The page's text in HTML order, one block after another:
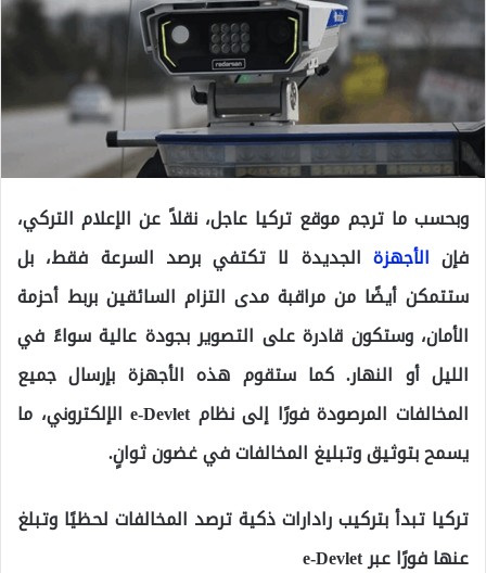
وبحسب ما ترجم موقع تركيا عاجل، نقلاً عن الإعلام التركي،
فإن الأجهزة الجديدة لا تكتفي برصد السرعة فقط، بل
ستتمكن أيضًا من مراقبة مدى التزام السائقين بربط أحزمة
الأمان، وستكون قادرة على التصوير بجودة عالية سواءً في
الليل أو النهار. كما ستقوم هذه الأجهزة بإرسال جميع
المخالفات المرصودة فورًا إلى نظام e-Devlet الإلكتروني، ما
يسمح بتوثيق وتبليغ المخالفات في غضون ثوانٍ.
تركيا تبدأ بتركيب رادارات ذكية ترصد المخالفات لحظيًا وتبلغ
عنها فورًا عبر e-Devlet